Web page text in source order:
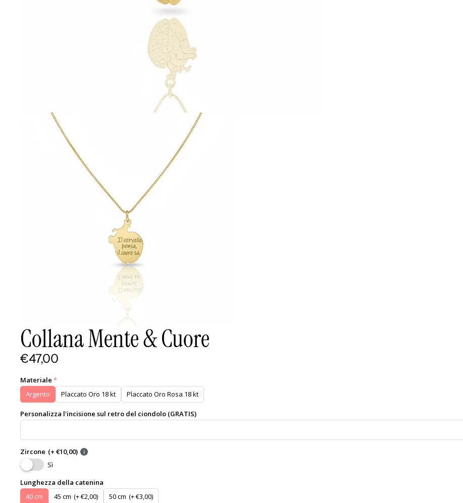
Collana Mente & Cuore
€47,00
Materiale
Argento
Placcato Oro 18 kt Placcato Oro Rosa 18 kt
Personalizza l'incisione sul retro del ciondolo (GRATIS)
Zircone (+ €10,00)
Sì
Lunghezza della catenina
40 cm
45 cm (+ €2,00) 50 cm (+ €3,00)